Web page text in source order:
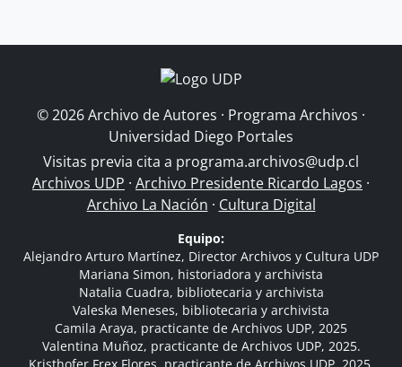
© 2026 Archivo de Autores · Programa Archivos ·
Universidad Diego Portales
Visitas previa cita a programa.archivos@udp.cl
Archivos UDP · Archivo Presidente Ricardo Lagos ·
Archivo La Nación · Cultura Digital
Equipo:
Alejandro Arturo Martínez, Director Archivos y Cultura UDP
Mariana Simon, historiadora y archivista
Natalia Cuadra, bibliotecaria y archivista
Valeska Meneses, bibliotecaria y archivista
Camila Araya, practicante de Archivos UDP, 2025
Valentina Muñoz, practicante de Archivos UDP, 2025.